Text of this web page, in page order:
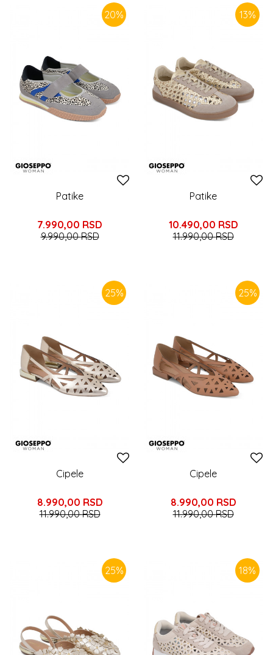
20%
Patike
7.990,00 RSD
9.990,00RSD
13%
Patike
10.490,00 RSD
11.990,00RSD
25%
Cipele
8.990,00 RSD
11.990,00RSD
25%
Cipele
8.990,00 RSD
11.990,00RSD
25% 18%